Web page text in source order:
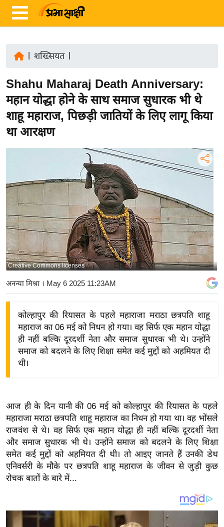
ज़ा
ख
ब
र
अं
र्रा
ष्ट्री
य
बि
ज़
द्यो
ष
ज्ञ
रा
य
ब
ज
खे
ल
शख्सियत|
Shahu Maharaj Death Anniversary:
महान योद्धा होने के साथ समाज सुधारक भी थे
शाहू महाराज, पिछड़ी जातियों के लिए लागू किया
था आरक्षण
Creative Commons licenses
अनन्या मिश्रा । May 6 2025 11:23AM
कोल्हापुर की रियासत के पहले महाराजा मराठा छत्रपति शाहू
महाराज का 06 मई को निधन हो गया। वह सिर्फ एक महान योद्धा
ही नहीं बल्कि दूरदर्शी नेता और समाज सुधारक भी थे। उन्होंने
समाज को बदलने के लिए शिक्षा समेत कई मुद्दों को अहमियत दी
थी।
आज ही के दिन यानी की 06 मई को कोल्हापुर की रियासत के पहले
महाराजा मराठा छत्रपति शाहू महाराज का निधन हो गया था। वह भोंसले
राजवंश से थे। वह सिर्फ एक महान योद्धा ही नहीं बल्कि दूरदर्शी नेता
और समाज सुधारक भी थे। उन्होंने समाज को बदलने के लिए शिक्षा
समेत कई मुद्दों को अहमियत दी थी। तो आइए जानते हैं उनकी डेथ
एनिवर्सरी के मौके पर छत्रपति शाहू महाराज के जीवन से जुड़ी कुछ
रोचक बातों के बारे में...